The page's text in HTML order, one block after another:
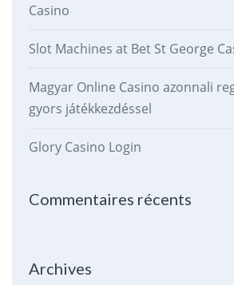
Casino
Slot Machines at Bet St George
Magyar Online Casino azonnali
gyors játékkezdéssel
Glory Casino Login
Commentaires récents
Archives